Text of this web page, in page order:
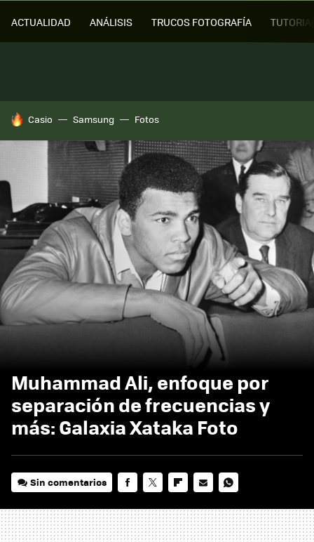
ACTUALIDAD ANÁLISIS TRUCOS FOTOGRAFÍA
HOY SE HABLA DE
Casio Samsung Fotos
Muhammad Ali, enfoque por
separación de frecuencias y
más: Galaxia Xataka Foto
Sin comentarios
MAIL